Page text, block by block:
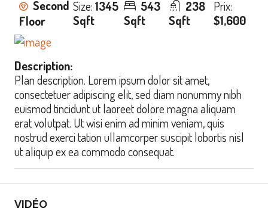
Second
Floor
Size:1345
Sqft
543
Sqft
238
Sqft
Prix:
$1,600
Description:
Plan description. Lorem ipsum dolor sit amet,
consectetuer adipiscing elit, sed diam nonummy nibh
euismod tincidunt ut laoreet dolore magna aliquam
erat volutpat. Ut wisi enim ad minim veniam, quis
nostrud exerci tation ullamcorper suscipit lobortis nisl
ut aliquip ex ea commodo consequat.
VIDÉO